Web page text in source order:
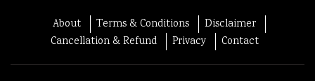
About Terms & Conditions
Disclaimer
Cancellation & Refund
Privacy Contact